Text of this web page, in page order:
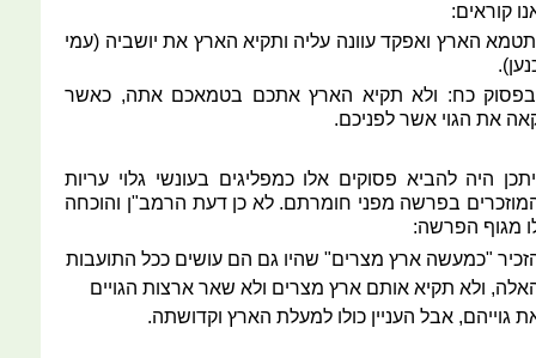
קוראים:
הארץ ואפקד עוונה עליה ותקיא הארץ את יושביה (עמי
כח: ולא תקיא הארץ אתכם בטמאכם אתה, כאשר
את הגוי אשר לפניכם.
היה להביא פסוקים אלו כמפליגים בעונשי גלוי עריות
בפרשה מפני חומרתם. לא כן דעת הרמב"ן והוכחה
מגוף הפרשה:
"כמעשה ארץ מצרים" שהיו גם הם עושים ככל התועבות
ולא תקיא אותם ארץ מצרים ולא שאר ארצות הגויים
גוייהם, אבל העניין כולו למעלת הארץ וקדושתה.